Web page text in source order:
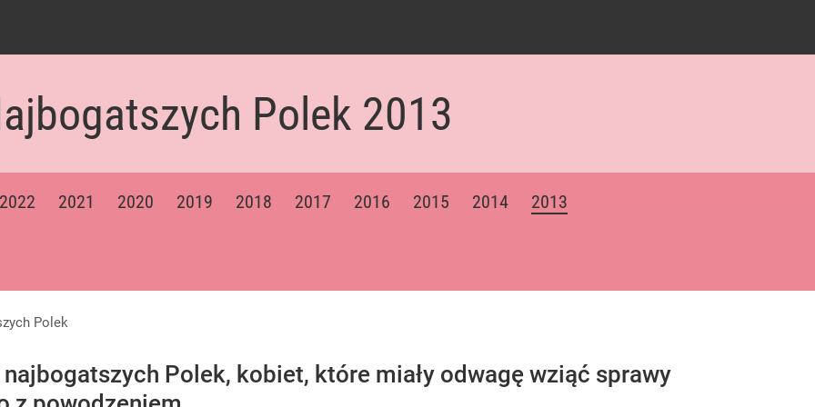
Polek 2013
2022 2021 2020 2019 2018 2017 2016 2015 2014 2013
o przywróceniu CPN
Polek
Polek
Polek, kobiet, które miały odwagę wziąć sprawy